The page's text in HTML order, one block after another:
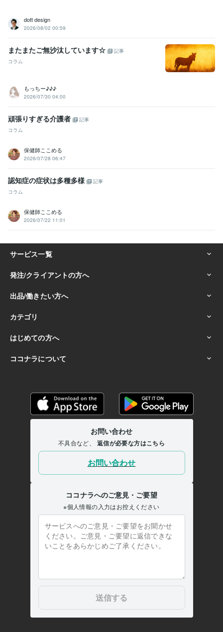
dott design
2026/08/02 00:59
またまたご無沙汰しています☆
記事
コラム
もっちー♪♪♪
2026/07/30 04:00
頑張りすぎる介護者
記事
コラム
保健師ここめる
2026/07/28 06:47
認知症の症状は多種多様
記事
コラム
保健師ここめる
2026/07/22 11:01